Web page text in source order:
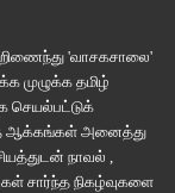
'வாசகசாலை'
முழுக்க தமிழ்
செயல்பட்டுக்
ஆக்கங்கள் அனைத்து
நாவல் ,
சார்ந்த நிகழ்வுகளை